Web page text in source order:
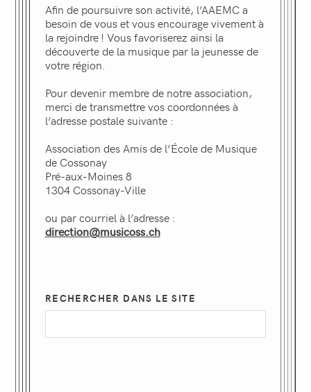
Afin de poursuivre son activité, l’AAEMC a
besoin de vous et vous encourage vivement à
la rejoindre ! Vous favoriserez ainsi la
découverte de la musique par la jeunesse de
votre région.
Pour devenir membre de notre association,
merci de transmettre vos coordonnées à
l’adresse postale suivante :
Association des Amis de l’École de Musique
de Cossonay
Pré-aux-Moines 8
1304 Cossonay-Ville
ou par courriel à l’adresse :
direction@musicoss.ch
RECHERCHER DANS LE SITE